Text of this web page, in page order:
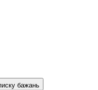
бажань